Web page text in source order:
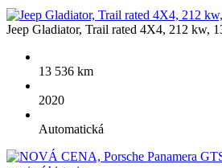
EXPERT NA AUTA ZE ZAHRANIČÍ
Dovezeme vám
NABÍDKA VOZŮ
Jeep Gladiator, Trail rated 4X4, 212 kw,
13 536 km
2020
Automatická